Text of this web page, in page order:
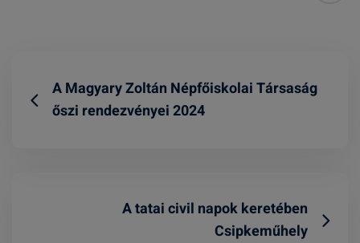
A Magyary Zoltán Népfőiskolai Társaság
őszi rendezvényei 2024
A tatai civil napok keretében
Csipkeműhely